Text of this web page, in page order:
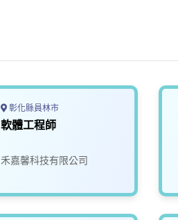
彰化縣員林市
軟體工程師
禾嘉馨科技有限公司